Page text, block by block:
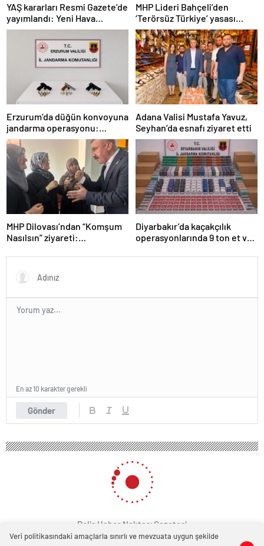
YAŞ kararları Resmi Gazete’de
yayımlandı: Yeni Hava
Kuvvetleri Komutanı
Orgeneral Rafet Dalkıran
MHP Lideri Bahçeli’den
‘Terörsüz Türkiye’ yasası
açıklaması: “Herkes kazandı”
Erzurum’da düğün konvoyuna
jandarma operasyonu:
Silahlar ele geçirildi, ağır
cezalar kesildi
Adana Valisi Mustafa Yavuz,
Seyhan’da esnafı ziyaret etti
MHP Dilovası’ndan “Komşum
Nasılsın” ziyareti:
insan var”
Diyarbakır’da kaçakçılık
operasyonlarında 9 ton et ve
geçirildi
Gönder
En az 10 karakter gerekli
Polis Haber Noktası Gazetesi
Veri politikasındaki amaçlarla sınırlı ve mevzuata uygun şekilde